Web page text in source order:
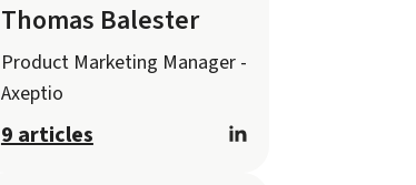
Thomas Balester
Product Marketing Manager -
Axeptio
9 articles